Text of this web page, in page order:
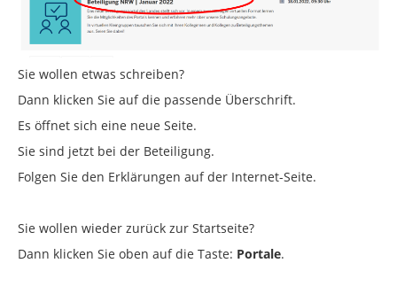
Sie wollen etwas schreiben?
Dann klicken Sie auf die passende Überschrift.
Es öffnet sich eine neue Seite.
Sie sind jetzt bei der Beteiligung.
Folgen Sie den Erklärungen auf der Internet-Seite.
Sie wollen wieder zurück zur Startseite?
Dann klicken Sie oben auf die Taste: Portale.